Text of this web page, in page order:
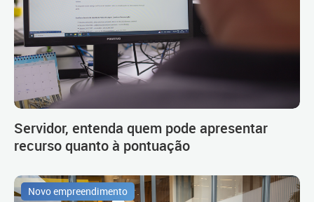
Servidor, entenda quem pode apresentar
recurso quanto à pontuação
Novo empreendimento